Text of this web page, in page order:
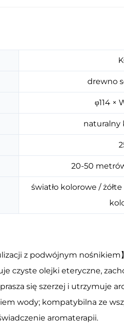
drewno
φ114 ×
naturalny
20-50
światło kolorowe /
z podwójnym nośnikiem
czyste olejki eteryczne,
się szerzej i utrzymuje
wody; kompatybilna ze
aromaterapii.